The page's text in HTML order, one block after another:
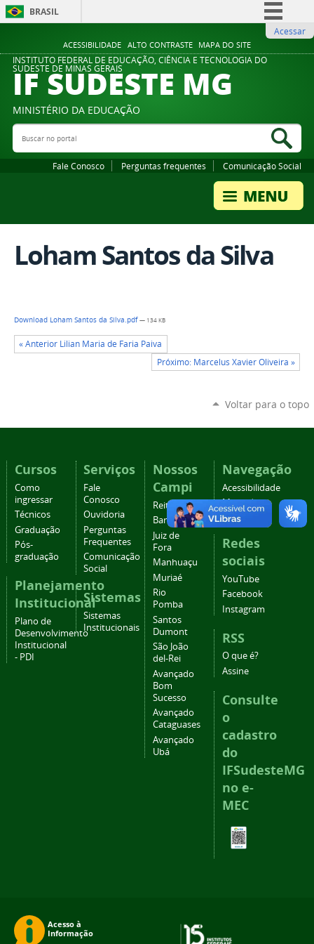
ACESSIBILIDADE ALTO CONTRASTE MAPA DO SITE
BRASIL
Comunica BR
Participe
Legislação
Acessar
INSTITUTO FEDERAL DE EDUCAÇÃO, CIÊNCIA E TECNOLOGIA DO
SUDESTE DE MINAS GERAIS
IF SUDESTE MG
MINISTÉRIO DA EDUCAÇÃO
Buscar no portal
Fale Conosco Perguntas frequentes Comunicação Social
Loham Santos da Silva
Download Loham Santos da Silva.pdf— 134 KB
« Anterior Lilian Maria de Faria Paiva
Próximo: Marcelus Xavier Oliveira »
Voltar para o topo
Cursos
Como
ingressar
Técnicos
Graduação
Pós-
graduação
Planejamento
Institucional
Plano de
Desenvolvimento
Institucional
- PDI
Serviços
Fale
Conosco
Ouvidoria
Perguntas
Frequentes
Comunicação
Social
Sistemas
Sistemas
Institucionais
Nossos
Campi
Reitoria
Barbacena
Juiz de
Fora
Manhuaçu
Muriaé
Rio
Pomba
Santos
Dumont
São João
del-Rei
Avançado
Bom
Sucesso
Avançado
Cataguases
Avançado
Ubá
Navegação
Acessibilidade
Mapa do
site
Redes
sociais
YouTube
Facebook
Instagram
RSS
O que é?
Assine
Consulte
o
cadastro
do
IFSudesteMG
no e-
MEC